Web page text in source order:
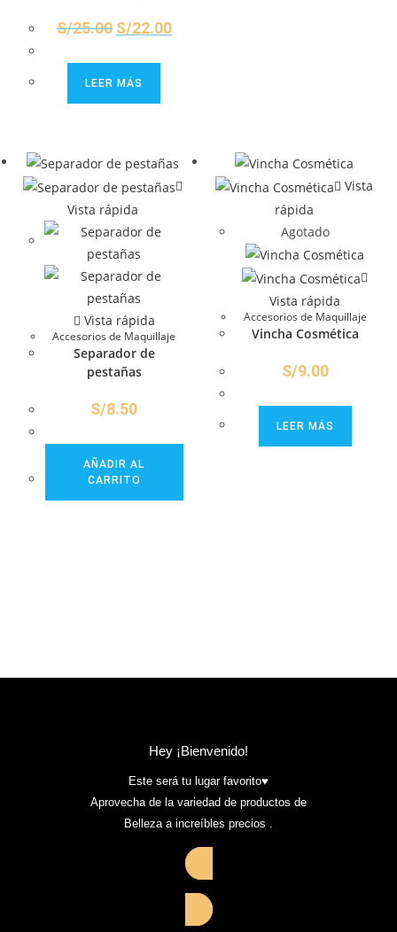
S/25.00 S/22.00
LEER MÁS
Vista rápida
Vista rápida
Accesorios de Maquillaje
Separador de
pestañas
S/8.50
AÑADIR AL
CARRITO
Vista
rápida
Agotado
Vista rápida
Accesorios de Maquillaje
Vincha Cosmética
S/9.00
LEER MÁS
Hey ¡Bienvenido!
Este será tu lugar favorito♥️
Aprovecha de la variedad de productos de
Belleza a increíbles precios .